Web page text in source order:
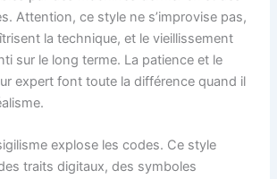
Attention, ce style ne s’improvise pas,
la technique, et le vieillissement
sur le long terme. La patience et le
expert font toute la différence quand il
explose les codes. Ce style
traits digitaux, des symboles